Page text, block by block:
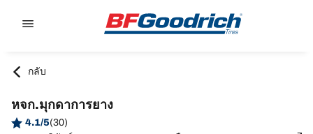
กลับ
หจก.มุกดาการยาง
4.1/5(30)